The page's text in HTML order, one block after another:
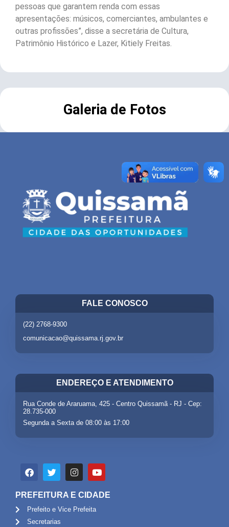
pessoas que garantem renda com essas
apresentações: músicos, comerciantes, ambulantes e
outras profissões”, disse a secretária de Cultura,
Patrimônio Histórico e Lazer, Kitiely Freitas.
Galeria de Fotos
FALE CONOSCO
(22) 2768-9300
comunicacao@quissama.rj.gov.br
ENDEREÇO E ATENDIMENTO
Rua Conde de Araruama, 425 - Centro Quissamã - RJ - Cep:
28.735-000
Segunda a Sexta de 08:00 às 17:00
PREFEITURA E CIDADE
Prefeito e Vice Prefeita
Secretarias